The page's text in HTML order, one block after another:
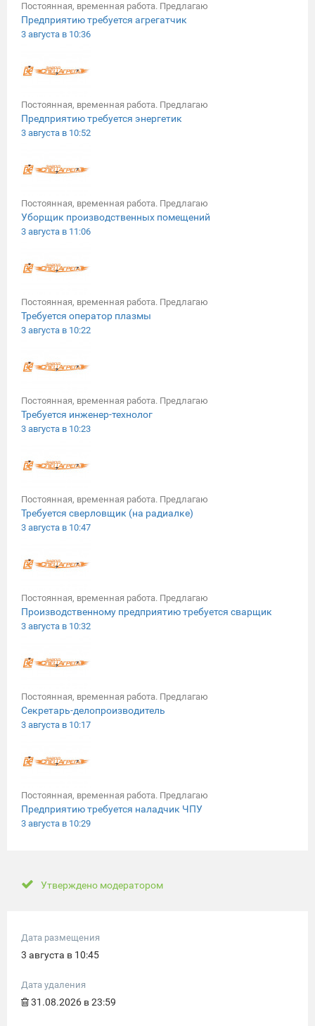
Постоянная, временная работа. Предлагаю
Предприятию требуется агрегатчик
3 августа в 10:36
Постоянная, временная работа. Предлагаю
Предприятию требуется энергетик
3 августа в 10:52
Постоянная, временная работа. Предлагаю
Уборщик производственных помещений
3 августа в 11:06
Постоянная, временная работа. Предлагаю
Требуется оператор плазмы
3 августа в 10:22
Постоянная, временная работа. Предлагаю
Требуется инженер-технолог
3 августа в 10:23
Постоянная, временная работа. Предлагаю
Требуется сверловщик (на радиалке)
3 августа в 10:47
Постоянная, временная работа. Предлагаю
Производственному предприятию требуется сварщик
3 августа в 10:32
Постоянная, временная работа. Предлагаю
Секретарь-делопроизводитель
3 августа в 10:17
Постоянная, временная работа. Предлагаю
Предприятию требуется наладчик ЧПУ
3 августа в 10:29
Утверждено модератором
Дата размещения
3 августа в 10:45
Дата удаления
31.08.2026 в 23:59